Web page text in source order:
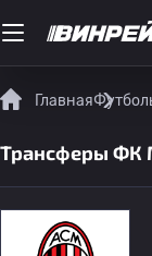
Главная
Трансферы ФК